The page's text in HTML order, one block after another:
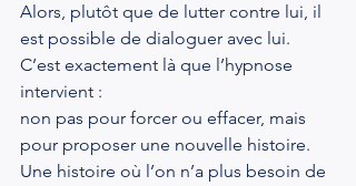
Alors, plutôt que de lutter contre lui, il
est possible de dialoguer avec lui.
C’est exactement là que l’hypnose
intervient :
non pas pour forcer ou effacer, mais
pour proposer une nouvelle histoire.
Une histoire où l’on n’a plus besoin de